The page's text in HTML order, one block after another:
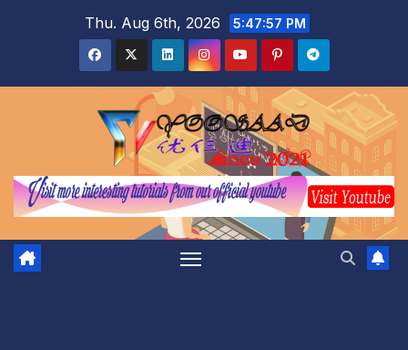
Thu. Aug 6th, 2026 5:47:58 PM